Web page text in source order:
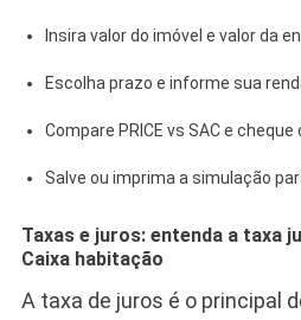
Insira valor do imóvel e valor da
Escolha prazo e informe sua
Compare PRICE vs SAC e cheque
Salve ou imprima a simulação
Taxas e juros: entenda a taxa
Caixa habitação
A taxa de juros é o principal